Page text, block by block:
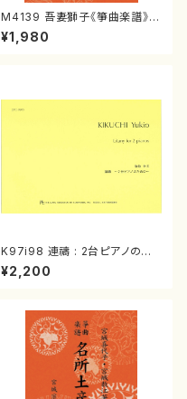
M4139 吾妻獅子《箏曲楽譜》
（箏/宮城道雄著・宮城宗家監修/
箏曲古典楽譜）
¥1,980
K97i98 連禱 : 2台ピアノのた
めの（2 Pianos / 菊池 幸夫 /
楽譜）
¥2,200